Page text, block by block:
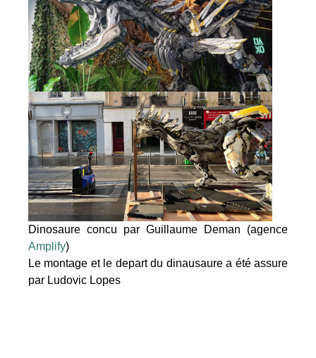
Dinosaure concu par Guillaume Deman (agence
Amplify)
Le montage et le depart du dinausaure a été assure
par Ludovic Lopes